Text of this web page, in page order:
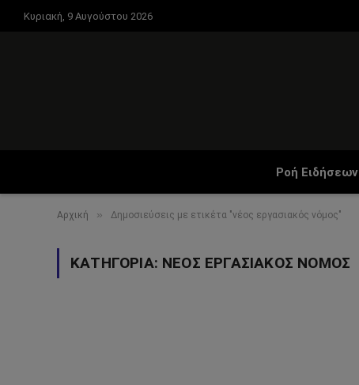
Κυριακή, 9 Αυγούστου 2026
Ροή Ειδήσεων
Αρχική » Δημοσιεύσεις με ετικέτα "νέος εργασιακός νόμος"
ΚΑΤΗΓΟΡΊΑ: ΝΈΟΣ ΕΡΓΑΣΙΑΚΌΣ ΝΌΜΟΣ